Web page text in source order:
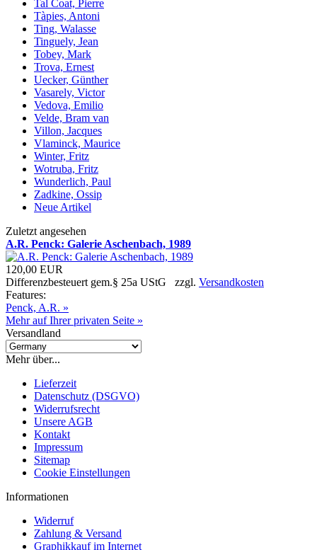
Tal Coat, Pierre
Tàpies, Antoni
Ting, Walasse
Tinguely, Jean
Tobey, Mark
Trova, Ernest
Uecker, Günther
Vasarely, Victor
Vedova, Emilio
Velde, Bram van
Villon, Jacques
Vlaminck, Maurice
Winter, Fritz
Wotruba, Fritz
Wunderlich, Paul
Zadkine, Ossip
Neue Artikel
Zuletzt angesehen
A.R. Penck: Galerie Aschenbach, 1989
120,00 EUR
Differenzbesteuert gem.§ 25a UStG zzgl. Versandkosten
Features:
Penck, A.R. »
Mehr auf Ihrer privaten Seite »
Versandland
Mehr über...
Lieferzeit
Datenschutz (DSGVO)
Widerrufsrecht
Unsere AGB
Kontakt
Impressum
Sitemap
Cookie Einstellungen
Informationen
Widerruf
Zahlung & Versand
Graphikkauf im Internet